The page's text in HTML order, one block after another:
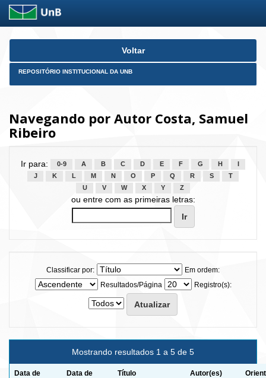
Skip
Voltar
REPOSITÓRIO INSTITUCIONAL DA UNB
Navegando por Autor Costa, Samuel
Ribeiro
Ir para: 0-9 A B C D E F G H
J
K L M N O P Q R S
T
U
V W X Y Z
ou entre com as primeiras letras:
Classificar por:
Em ordem:
Resultados/Página
Registro(s):
Mostrando resultados 1 a 5 de 5
Data de
Data de
Título Autor(es)